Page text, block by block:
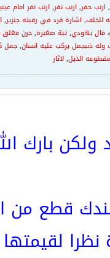
, ارنب حفر, ارنب نفر, ارنب نفر امام
للخلف, اشارة قرد في رقبته جنزير,
مال يهودي,تبة صغيرة,جرن مغلق
ذنبجمل يركب عليه انسان,جمل
الذيل,لاثار
ولكن بارك
قطع
نظرا